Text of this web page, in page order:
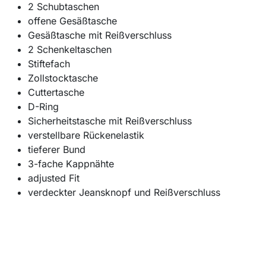
2 Schubtaschen
offene Gesäßtasche
Gesäßtasche mit Reißverschluss
2 Schenkeltaschen
Stiftefach
Zollstocktasche
Cuttertasche
D-Ring
Sicherheitstasche mit Reißverschluss
verstellbare Rückenelastik
tieferer Bund
3-fache Kappnähte
adjusted Fit
verdeckter Jeansknopf und Reißverschluss